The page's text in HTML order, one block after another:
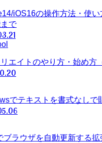
iOS16の操作方法・使
で
エイトのやり方・始め方
でテキストを書式なしで
ブラウザを自動更新する